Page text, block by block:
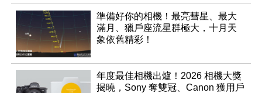
準備好你的相機！最亮彗星、最大
滿月、獵戶座流星群極大，十月天
象依舊精彩！
年度最佳相機出爐！2026 相機大獎
揭曉，Sony 奪雙冠、Canon 獲用戶